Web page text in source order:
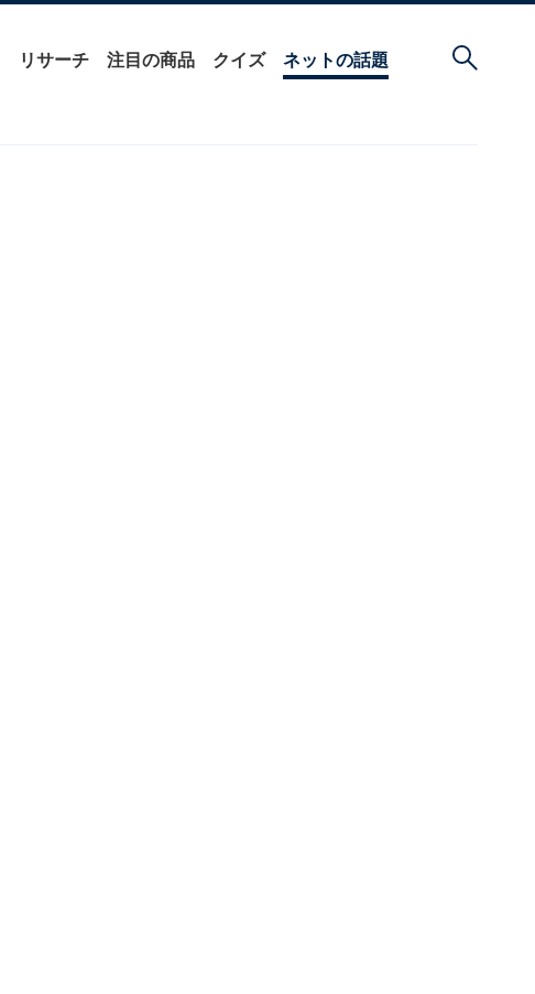
リサーチ 注目の商品 クイズ ネットの話題